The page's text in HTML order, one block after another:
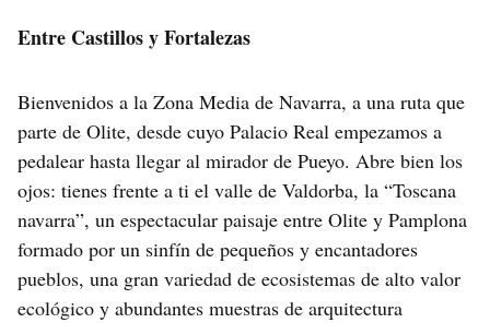
Entre Castillos y Fortalezas
Bienvenidos a la Zona Media de Navarra, a una ruta que
parte de Olite, desde cuyo Palacio Real empezamos a
pedalear hasta llegar al mirador de Pueyo. Abre bien los
ojos: tienes frente a ti el valle de Valdorba, la “Toscana
navarra”, un espectacular paisaje entre Olite y Pamplona
formado por un sinfín de pequeños y encantadores
pueblos, una gran variedad de ecosistemas de alto valor
ecológico y abundantes muestras de arquitectura